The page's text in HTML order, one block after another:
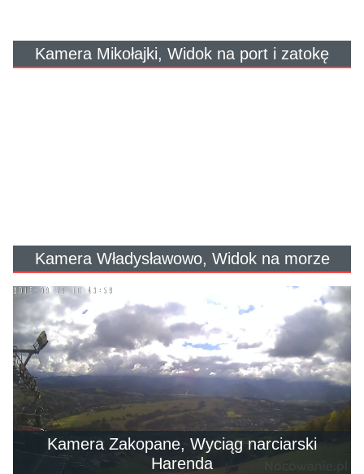
Kamera Mikołajki, Widok na port i zatokę
Kamera Władysławowo, Widok na morze
Kamera Zakopane, Wyciąg narciarski
Harenda